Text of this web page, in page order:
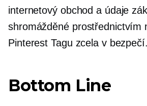
internetový obchod a údaje
shromážděné prostřednictvím
Pinterest Tagu zcela v bezpečí.
Bottom Line